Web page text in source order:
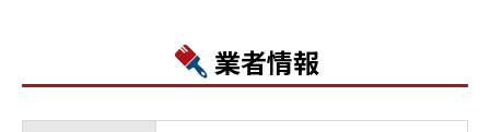
業者情報